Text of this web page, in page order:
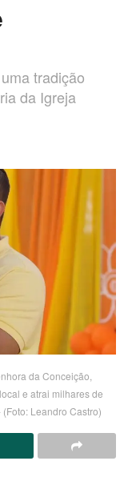
tradição
da Igreja
da Conceição,
e atrai milhares de
Leandro Castro)